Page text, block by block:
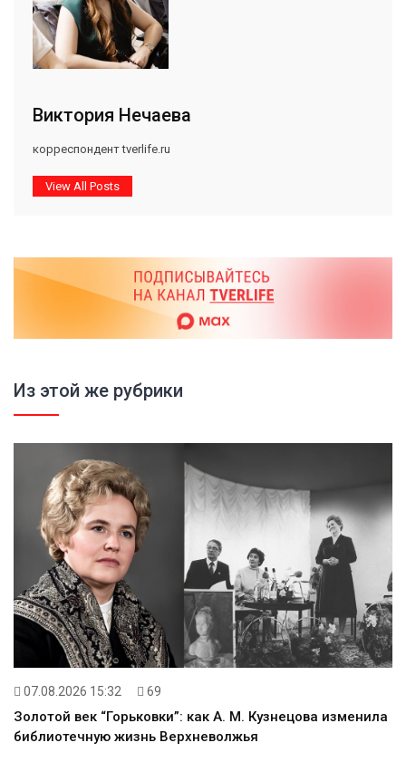
Виктория Нечаева
корреспондент tverlife.ru
View All Posts
Из этой же рубрики
07.08.2026 15:32 69
Золотой век “Горьковки”: как А. М. Кузнецова изменила
библиотечную жизнь Верхневолжья